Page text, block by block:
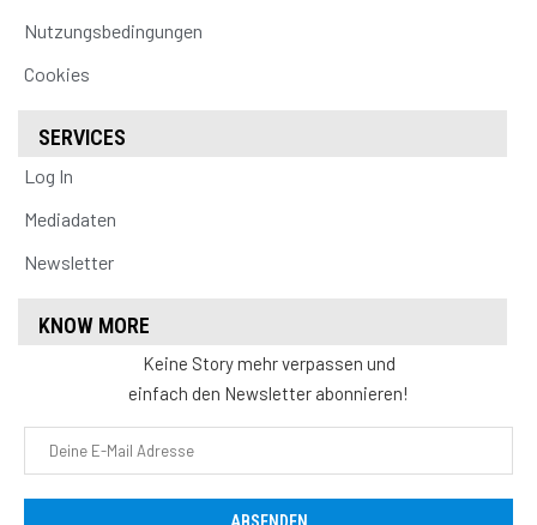
Nutzungsbedingungen
Cookies
SERVICES
Log In
Mediadaten
Newsletter
KNOW MORE
Keine Story mehr verpassen und
einfach den Newsletter abonnieren!